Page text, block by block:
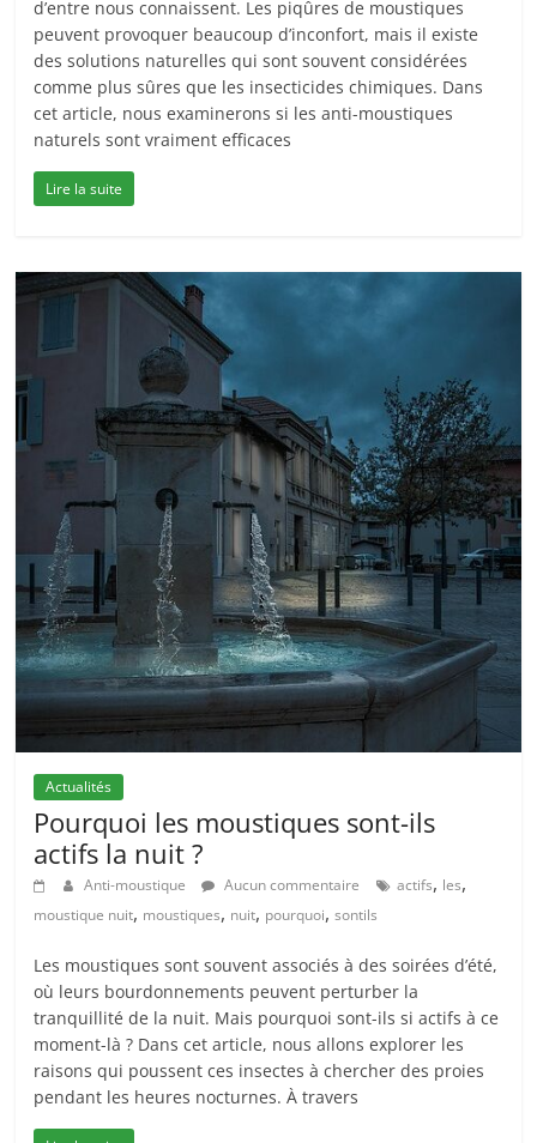
d’entre nous connaissent. Les piqûres de moustiques
peuvent provoquer beaucoup d’inconfort, mais il existe
des solutions naturelles qui sont souvent considérées
comme plus sûres que les insecticides chimiques. Dans
cet article, nous examinerons si les anti-moustiques
naturels sont vraiment efficaces
Lire la suite
Actualités
Pourquoi les moustiques sont-ils
actifs la nuit ?
Anti-moustique Aucun commentaire actifs, les,
moustique nuit, moustiques, nuit, pourquoi,sontils
Les moustiques sont souvent associés à des soirées d’été,
où leurs bourdonnements peuvent perturber la
tranquillité de la nuit. Mais pourquoi sont-ils si actifs à ce
moment-là ? Dans cet article, nous allons explorer les
raisons qui poussent ces insectes à chercher des proies
pendant les heures nocturnes. À travers